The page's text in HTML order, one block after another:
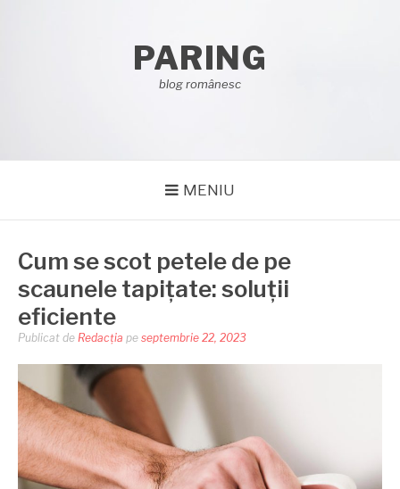
PARING
blog românesc
MENIU
Cum se scot petele de pe
scaunele tapițate: soluții
eficiente
Publicat de Redacția pe septembrie 22, 2023